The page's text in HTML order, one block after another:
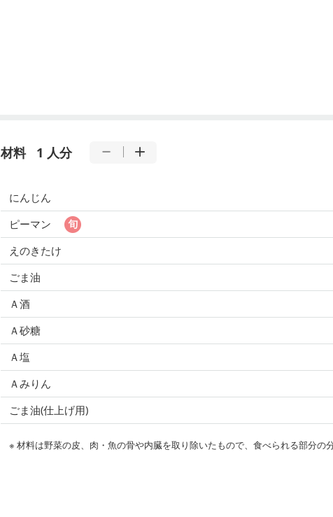
材料 1 人分
にんじん
ピーマン
えのきたけ
ごま油
Ａ酒
Ａ砂糖
Ａ塩
Ａみりん
ごま油(仕上げ用)
※ 材料は野菜の皮、肉・魚の骨や内臓を取り除いたもので、食べられる部分の